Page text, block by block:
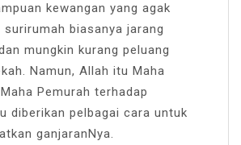
kewangan yang agak
surirumah biasanya jarang
mungkin kurang peluang
Namun, Allah itu Maha
Pemurah terhadap
diberikan pelbagai cara untuk
ganjaranNya.